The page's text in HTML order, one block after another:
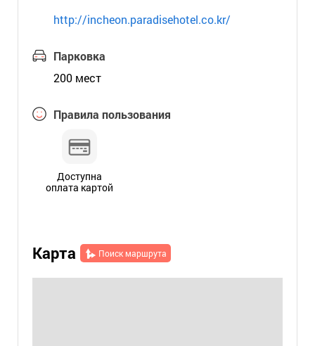
http://incheon.paradisehotel.co.kr/
Парковка
200 мест
Правила пользования
Доступна
оплата картой
Карта Поиск маршрута